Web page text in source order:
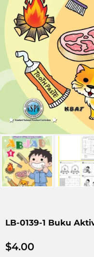
LB-0139-1 Buku
$4.00